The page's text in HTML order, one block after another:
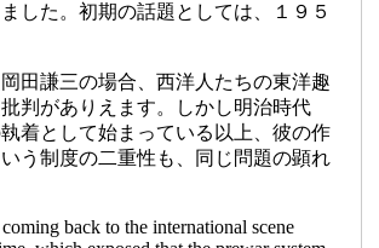
した。初期の話題としては、１９５
田謙三の場合、西洋人たちの東洋趣
判がありえます。しかし明治時代
着として始まっている以上、彼の作
う制度の二重性も、同じ問題の顕れ
back to the international scene